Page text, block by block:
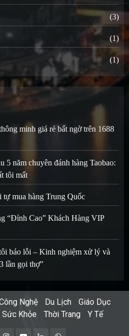
(3)
(1)
(1)
minh giá rẻ bất ngờ trên 1688
5 năm chuyên đánh hàng Taobao:
tôi mất
mua hàng Trung Quốc
“Đỉnh Cao” Khách Hàng VIP
báo lỗi – Kinh nghiệm xử lý và
lần gọi thợ”
Nghệ Du Lịch
Giáo Dục
Sức Khỏe Thời Trang Y Tế